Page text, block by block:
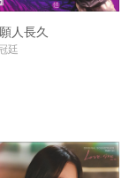
人長久
廷